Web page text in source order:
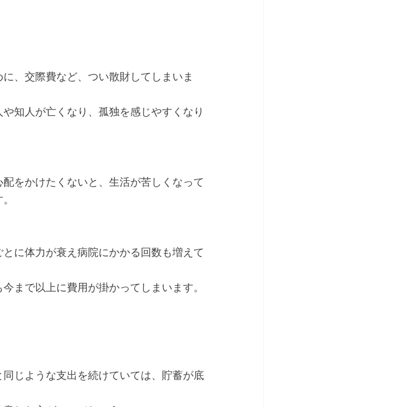
、交際費など、つい散財してしまいま
知人が亡くなり、孤独を感じやすくなり
をかけたくないと、生活が苦しくなって
に体力が衰え病院にかかる回数も増えて
まで以上に費用が掛かってしまいます。
じような支出を続けていては、貯蓄が底